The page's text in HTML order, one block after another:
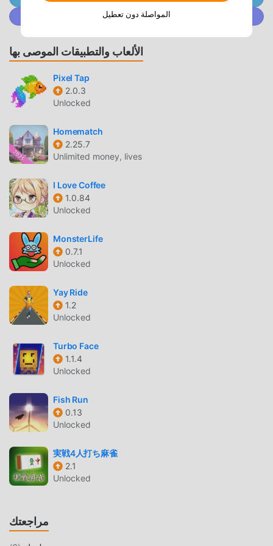
Date Makeup باعتبارها لعبة شائعة casual ، ساعدته طريقة اللعب
الفريدة في كسب عدد كبير من المعجبين حول العالم. على عكس
الألعاب التقليدية casual ، في Date Makeup ، ما عليك سوى
متابعة البرنامج التعليمي للمبتدئين ، بحيث يمكنك بسهولة بدء اللعبة
بأكملها والاستمتاع بالبهجة التي توفرها فئة الألعاب الكلاسيكية
casual الألعاب Date Makeup 6.9.5096. في الوقت نفسه ، قامت
moddroid ببناء منصة خاصة لعشاق الألعاب casual ، مما يتيح لك
التواصل والمشاركة مع جميع عشاق الألعاب casual من جميع أنحاء
العالم ، ماذا تنتظر ، انضم إلى moddroid و استمتع بلعبة casual مع
فريد ، كما أن رسوماتها وخرائطها وشخصياتها عالية الجودة تجعل
Date Makeup جذبت الكثير من casual معجبين ، وبالمقارنة مع فئة
الألعاب التقليدية casual ، اعتمدت Date Makeup 6.9.5096 محركًا
المتقدمة ، تم تحسين تجربة الشاشة للعبة بشكل كبير. مع الاحتفاظ
بالنمط الأصلي casual ، فإن الحد الأقصى يعزز التجربة الحسية
للمستخدم ، وهناك العديد من الأنواع المختلفة من الهواتف المحمولة
apk ذات القدرة على التكيف الممتازة ، مما يضمن أن جميع عشاق
اللعبة casual يمكنهم الاستمتاع تمامًا السعادة التي جلبتها Date
تتطلب اللعبة التقليدية casual من المستخدمين قضاء الكثير من
الوقت لتجميع ثروتهم / قدرتهم / مهاراتهم في اللعبة ، وهي ميزة
يجعل الناس يشعرون بالتعب ، ولكن الآن ، أدى ظهور التعديلات إلى
إعادة كتابة هذا الموقف. هنا ، لا تحتاج إلى إنفاق معظم طاقتك
الألعاب والتطبيقات الموصى بها
Pixel Tap
2.0.3
Unlocked
Homematch
2.25.7
Unlimited money, lives
I Love Coffee
1.0.84
Unlocked
MonsterLife
0.7.1
Unlocked
Yay Ride
1.2
Unlocked
Turbo Face
1.1.4
Unlocked
Fish Run
0.13
Unlocked
実戦4人打ち麻雀
2.1
Unlocked
مراجعتك
المواصلة دون تعطيل